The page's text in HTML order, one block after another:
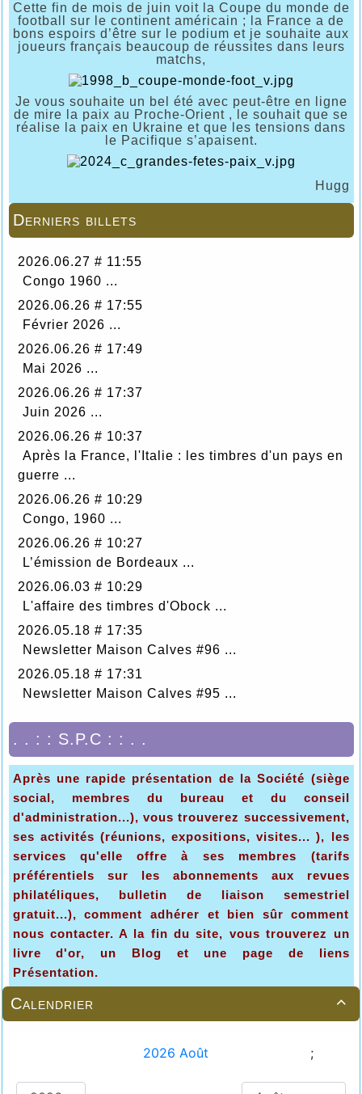

Calendrier
Cette fin de mois de juin voit la Coupe du monde de
football sur le continent américain ; la France a de
bons espoirs d’être sur le podium et je souhaite aux
joueurs français beaucoup de réussites dans leurs
matchs,
Je vous souhaite un bel été avec peut-être en ligne
de mire la paix au Proche-Orient , le souhait que se
réalise la paix en Ukraine et que les tensions dans
le Pacifique s’apaisent.
Hugg
Derniers billets
2026.06.27 # 11:55
Congo 1960 ...
2026.06.26 # 17:55
Février 2026 ...
2026.06.26 # 17:49
Mai 2026 ...
2026.06.26 # 17:37
Juin 2026 ...
2026.06.26 # 10:37
Après la France, l'Italie : les timbres d'un pays en
guerre ...
2026.06.26 # 10:29
Congo, 1960 ...
2026.06.26 # 10:27
L’émission de Bordeaux ...
2026.06.03 # 10:29
L'affaire des timbres d'Obock ...
2026.05.18 # 17:35
Newsletter Maison Calves #96 ...
2026.05.18 # 17:31
Newsletter Maison Calves #95 ...
. . : : S.P.C : : . .
Après une rapide présentation de la Société (siège
social, membres du bureau et du conseil
d'administration...), vous trouverez successivement,
ses activités (réunions, expositions, visites... ), les
services qu'elle offre à ses membres (tarifs
préférentiels sur les abonnements aux revues
philatéliques, bulletin de liaison semestriel
gratuit...), comment adhérer et bien sûr comment
nous contacter. A la fin du site, vous trouverez un
livre d'or, un Blog et une page de liens
Présentation.